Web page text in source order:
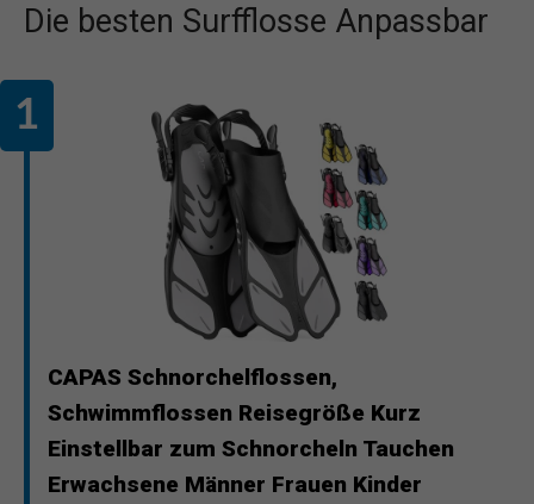
Die besten Surfflosse Anpassbar
CAPAS Schnorchelflossen,
Schwimmflossen Reisegröße Kurz
Einstellbar zum Schnorcheln Tauchen
Erwachsene Männer Frauen Kinder